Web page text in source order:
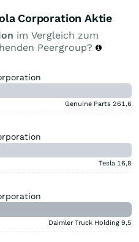
Corporation Aktie
im Vergleich zum
Peergroup?
Genuine Parts 261,6
Tesla 16,8
Daimler Truck Holding 9,5